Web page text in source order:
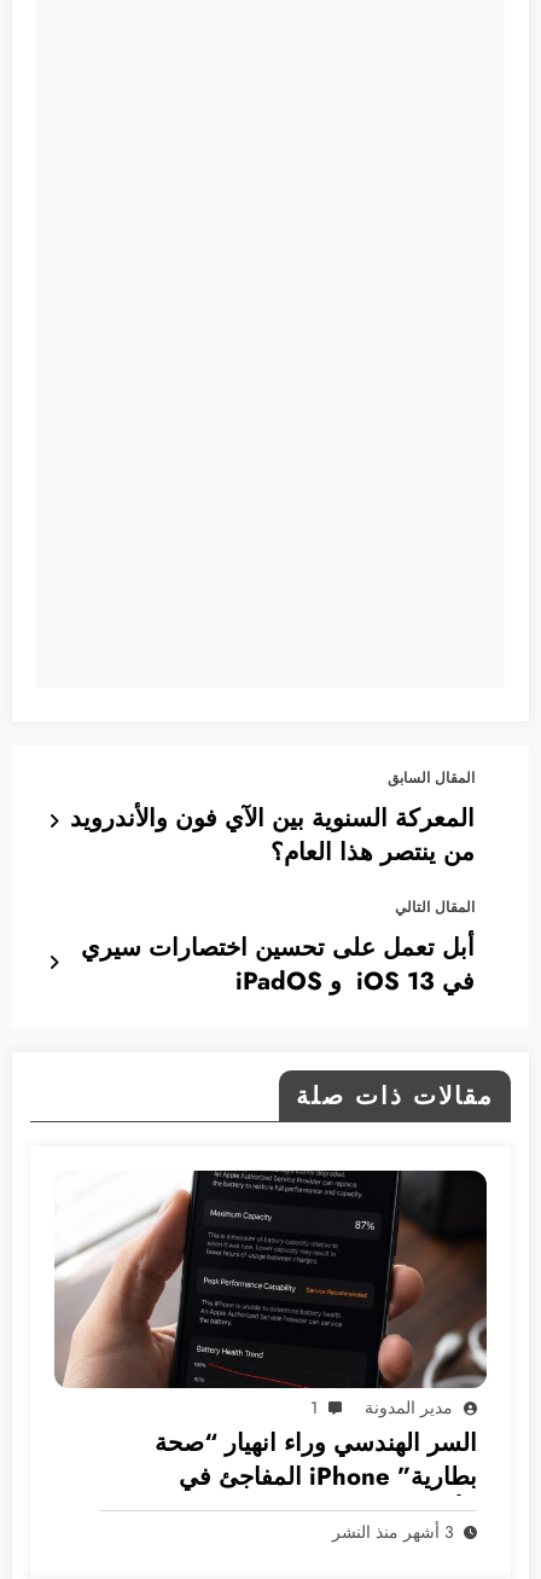
المقال السابق
المعركة السنوية بين الآي فون والأندرويد
من ينتصر هذا العام؟
المقال التالي
أبل تعمل على تحسين اختصارات سيري
في iOS 13 و iPadOS
مقالات ذات صلة
مدير المدونة 1
السر الهندسي وراء انهيار “صحة
بطارية” iPhone المفاجئ في
الأسواق العربية
3 أشهر منذ النشر